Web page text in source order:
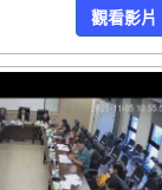
觀看影片